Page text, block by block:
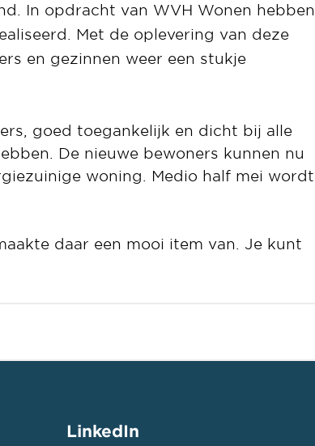
In opdracht van WVH Wonen hebben
Met de oplevering van deze
en gezinnen weer een stukje
goed toegankelijk en dicht bij alle
De nieuwe bewoners kunnen nu
woning. Medio half mei wordt
daar een mooi item van. Je kunt
LinkedIn